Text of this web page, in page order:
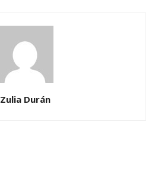
Zulia Durán